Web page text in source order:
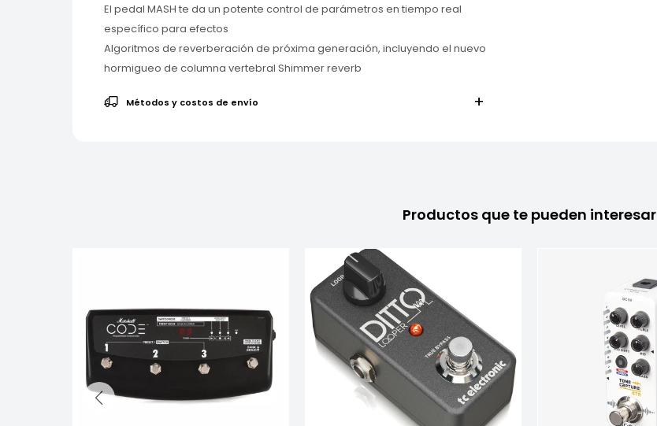
El pedal MASH te da un potente control de parámetros en tiempo real
específico para efectos
Algoritmos de reverberación de próxima generación, incluyendo el nuevo
hormigueo de columna vertebral Shimmer reverb
Métodos y costos de envío
Productos que te pueden interesar